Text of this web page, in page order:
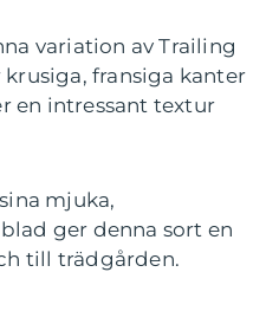
variation av Trailing
fransiga kanter
en intressant textur
mjuka,
ger denna sort en
till trädgården.